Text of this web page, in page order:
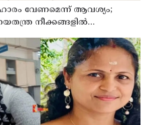
വേണമെന്ന് ആവശ്യം;
നീക്കങ്ങളില്‍